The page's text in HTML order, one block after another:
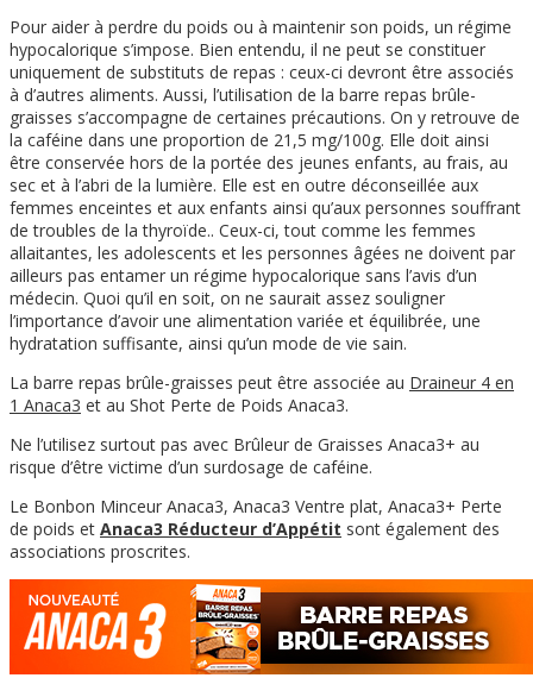
Pour aider à perdre du poids ou à maintenir son poids, un régime
hypocalorique s’impose. Bien entendu, il ne peut se constituer
uniquement de substituts de repas : ceux-ci devront être associés
à d’autres aliments. Aussi, l’utilisation de la barre repas brûle-
graisses s’accompagne de certaines précautions. On y retrouve de
la caféine dans une proportion de 21,5 mg/100g. Elle doit ainsi
être conservée hors de la portée des jeunes enfants, au frais, au
sec et à l’abri de la lumière. Elle est en outre déconseillée aux
femmes enceintes et aux enfants ainsi qu’aux personnes souffrant
de troubles de la thyroïde.. Ceux-ci, tout comme les femmes
allaitantes, les adolescents et les personnes âgées ne doivent par
ailleurs pas entamer un régime hypocalorique sans l’avis d’un
médecin. Quoi qu’il en soit, on ne saurait assez souligner
l’importance d’avoir une alimentation variée et équilibrée, une
hydratation suffisante, ainsi qu’un mode de vie sain.
La barre repas brûle-graisses peut être associée au Draineur 4 en
1 Anaca3 et au Shot Perte de Poids Anaca3.
Ne l’utilisez surtout pas avec Brûleur de Graisses Anaca3+ au
risque d’être victime d’un surdosage de caféine.
Le Bonbon Minceur Anaca3, Anaca3 Ventre plat, Anaca3+ Perte
de poids et Anaca3 Réducteur d’Appétit sont également des
associations proscrites.